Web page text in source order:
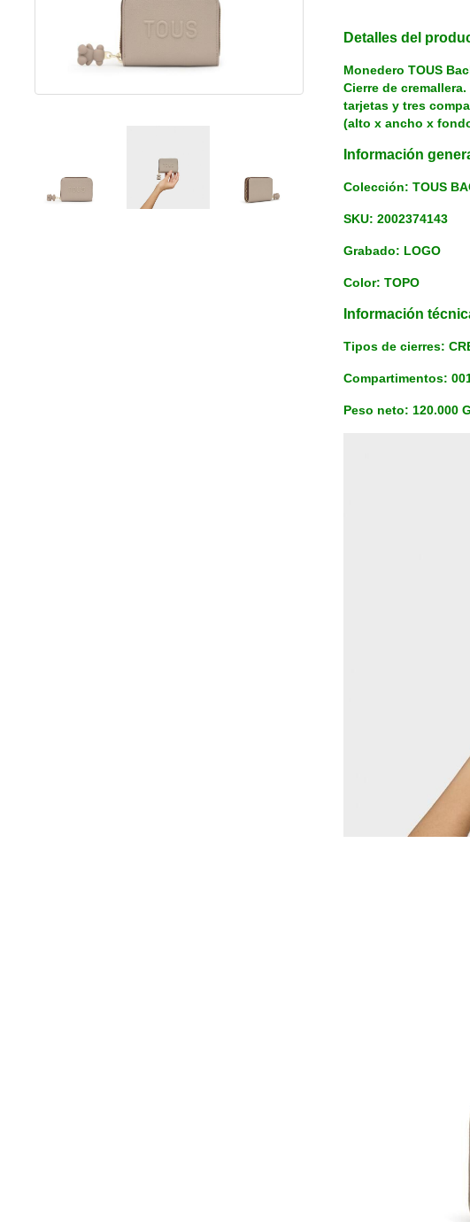
Detalles del
Monedero TOUS
Cierre de
tarjetas y tres
(alto x ancho x
Información
Colección: TOUS
SKU: 2002374143
Grabado: LOGO
Color: TOPO
Información
Tipos de cierres:
Compartimentos:
Peso neto: 120.000 G